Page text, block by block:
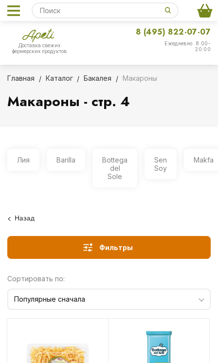
Доставка свежих
фермерских продуктов
Ежедневно: 8:00-
20:00
8 (495) 822-07-07
Главная Каталог Бакалея Макароны
Макароны - стр. 4
Лия Barilla
Bottega
del
Sole
Sen
Soy
Makfa
Назад
Фильтры
Сортировать по:
Популярные сначала